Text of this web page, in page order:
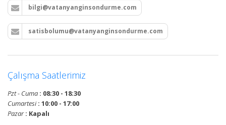
bilgi@vatanyanginsondurme.com
satisbolumu@vatanyanginsondurme.com
Çalışma Saatlerimiz
Pzt - Cuma : 08:30 - 18:30
Cumartesi: 10:00 - 17:00
Pazar: Kapalı